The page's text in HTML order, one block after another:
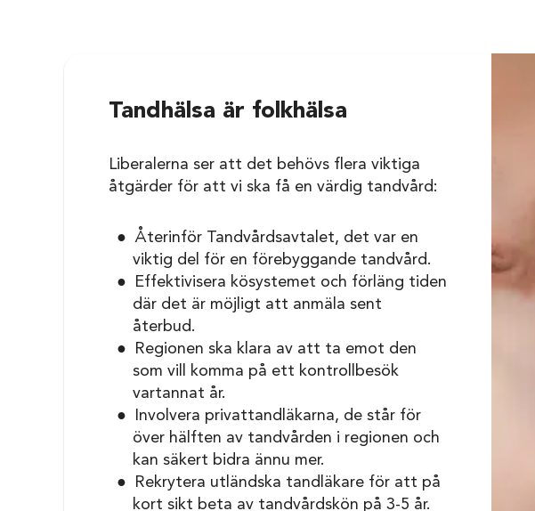
Tandhälsa är folkhälsa
Liberalerna ser att det behövs flera viktiga
åtgärder för att vi ska få en värdig tandvård:
Återinför Tandvårdsavtalet, det var en
viktig del för en förebyggande tandvård.
Effektivisera kösystemet och förläng tiden
där det är möjligt att anmäla sent
återbud.
Regionen ska klara av att ta emot den
som vill komma på ett kontrollbesök
vartannat år.
Involvera privattandläkarna, de står för
över hälften av tandvården i regionen och
kan säkert bidra ännu mer.
Rekrytera utländska tandläkare för att på
kort sikt beta av tandvårdskön på 3-5 år.